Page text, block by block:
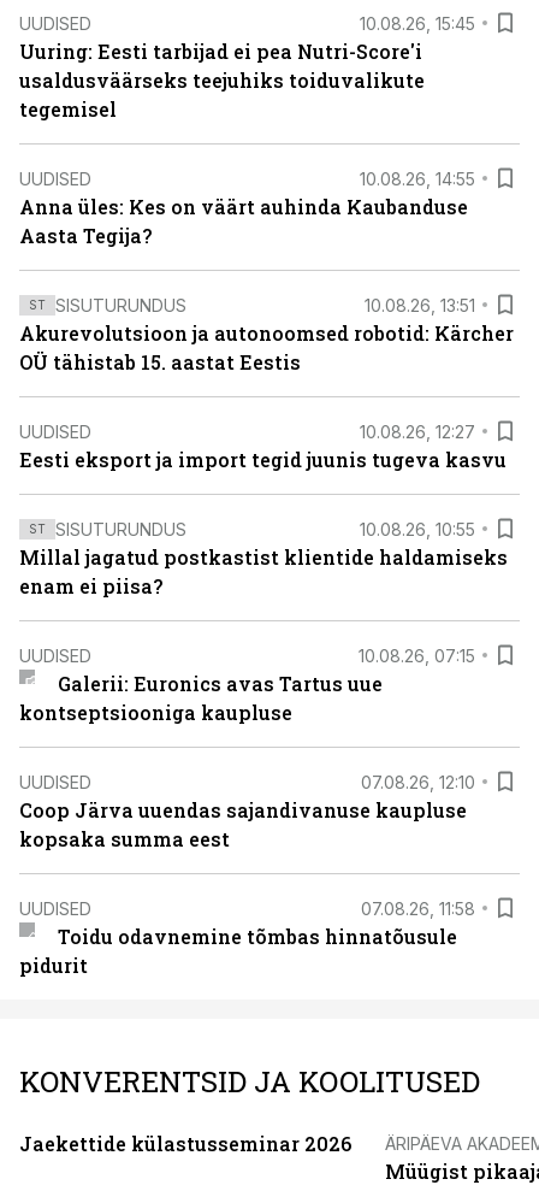
UUDISED 10.08.26, 15:45
Uuring: Eesti tarbijad ei pea Nutri-Score'i
usaldusväärseks teejuhiks toiduvalikute
tegemisel
UUDISED 10.08.26, 14:55
Anna üles: Kes on väärt auhinda Kaubanduse
Aasta Tegija?
ST SISUTURUNDUS 10.08.26, 13:51
Akurevolutsioon ja autonoomsed robotid: Kärcher
OÜ tähistab 15. aastat Eestis
UUDISED 10.08.26, 12:27
Eesti eksport ja import tegid juunis tugeva kasvu
ST SISUTURUNDUS 10.08.26, 10:55
Millal jagatud postkastist klientide haldamiseks
enam ei piisa?
UUDISED 10.08.26, 07:15
Galerii: Euronics avas Tartus uue
kontseptsiooniga kaupluse
UUDISED 07.08.26, 12:10
Coop Järva uuendas sajandivanuse kaupluse
kopsaka summa eest
UUDISED 07.08.26, 11:58
Toidu odavnemine tõmbas hinnatõusule
pidurit
KONVERENTSID JA KOOLITUSED
Jaekettide külastusseminar 2026 ÄRIPÄEVA
Müügist